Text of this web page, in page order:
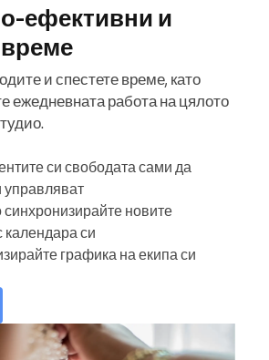
ефективни и
време
и спестете време, като
ежедневната работа на цялото
си свободата сами да
управляват
новите
календара си
графика на екипа си